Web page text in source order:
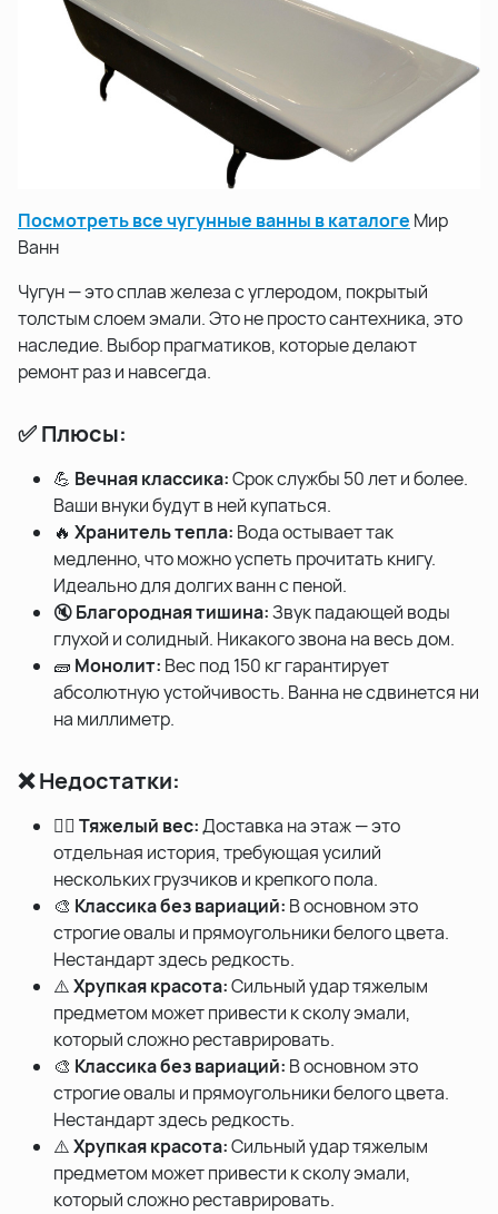
Посмотреть все чугунные ванны в каталоге Мир
Ванн
Чугун — это сплав железа с углеродом, покрытый
толстым слоем эмали. Это не просто сантехника, это
наследие. Выбор прагматиков, которые делают
ремонт раз и навсегда.
✅ Плюсы:
💪 Вечная классика:Срок службы 50 лет и более.
Ваши внуки будут в ней купаться.
🔥 Хранитель тепла: Вода остывает так
медленно, что можно успеть прочитать книгу.
Идеально для долгих ванн с пеной.
🔇Благородная тишина:Звук падающей воды
глухой и солидный. Никакого звона на весь дом.
🧱 Монолит: Вес под 150 кг гарантирует
абсолютную устойчивость. Ванна не сдвинется ни
на миллиметр.
❌ Недостатки:
🏋️‍♂️ Тяжелый вес:Доставка на этаж — это
отдельная история, требующая усилий
нескольких грузчиков и крепкого пола.
🎨 Классика без вариаций: В основном это
строгие овалы и прямоугольники белого цвета.
Нестандарт здесь редкость.
⚠️Хрупкая красота:Сильный удар тяжелым
предметом может привести к сколу эмали,
который сложно реставрировать.
🎨 Классика без вариаций: В основном это
строгие овалы и прямоугольники белого цвета.
Нестандарт здесь редкость.
⚠️Хрупкая красота:Сильный удар тяжелым
предметом может привести к сколу эмали,
который сложно реставрировать.